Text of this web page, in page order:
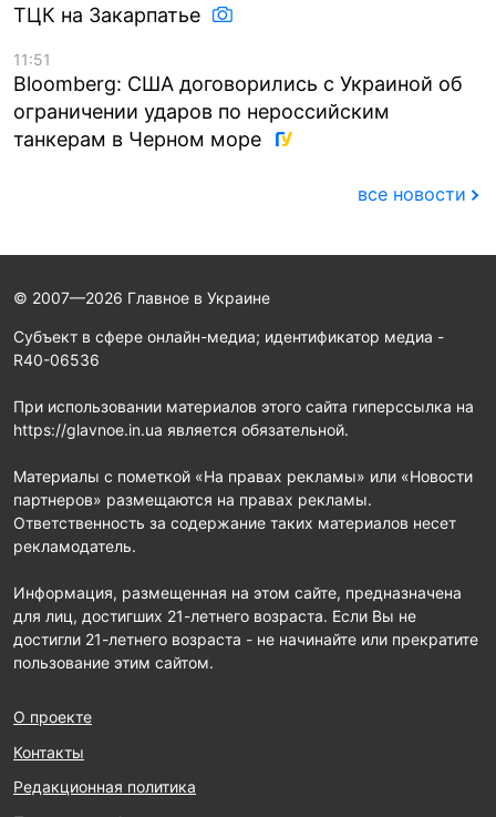
ТЦК на Закарпатье
11:51
Bloomberg: США договорились с Украиной об
ограничении ударов по нероссийским
танкерам в Черном море
все новости
© 2007—2026 Главное в Украине
Субъект в сфере онлайн-медиа; идентификатор медиа -
R40-06536
При использовании материалов этого сайта гиперссылка на
https://glavnoe.in.ua является обязательной.
Материалы с пометкой «На правах рекламы» или «Новости
партнеров» размещаются на правах рекламы.
Ответственность за содержание таких материалов несет
рекламодатель.
Информация, размещенная на этом сайте, предназначена
для лиц, достигших 21-летнего возраста. Если Вы не
достигли 21-летнего возраста - не начинайте или прекратите
пользование этим сайтом.
О проекте
Контакты
Редакционная политика